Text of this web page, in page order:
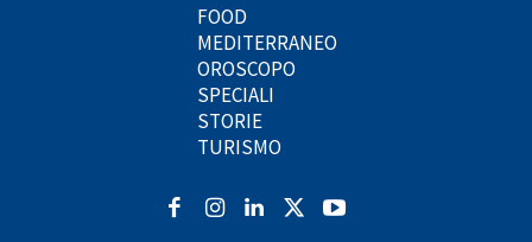
FOOD
MEDITERRANEO
OROSCOPO
SPECIALI
STORIE
TURISMO